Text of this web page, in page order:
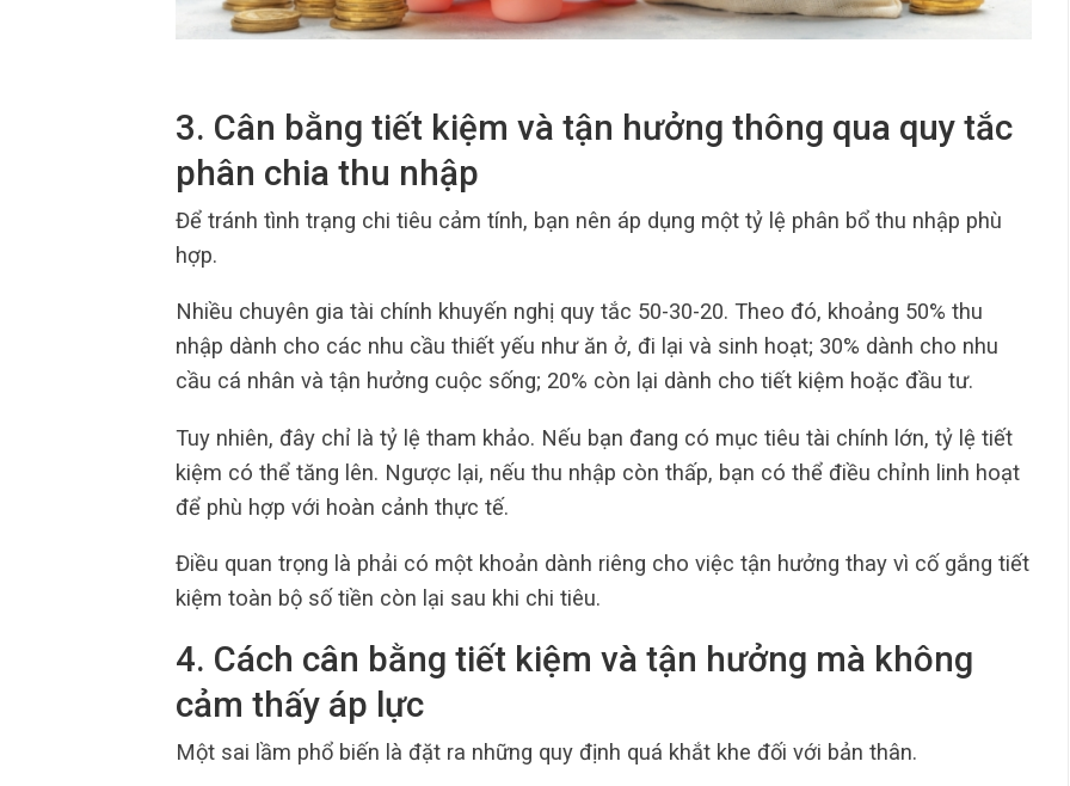
3. Cân bằng tiết kiệm và tận hưởng thông qua quy tắc
phân chia thu nhập
Để tránh tình trạng chi tiêu cảm tính, bạn nên áp dụng một tỷ lệ phân bổ thu nhập phù
hợp.
Nhiều chuyên gia tài chính khuyến nghị quy tắc 50-30-20. Theo đó, khoảng 50% thu
nhập dành cho các nhu cầu thiết yếu như ăn ở, đi lại và sinh hoạt; 30% dành cho nhu
cầu cá nhân và tận hưởng cuộc sống; 20% còn lại dành cho tiết kiệm hoặc đầu tư.
Tuy nhiên, đây chỉ là tỷ lệ tham khảo. Nếu bạn đang có mục tiêu tài chính lớn, tỷ lệ tiết
kiệm có thể tăng lên. Ngược lại, nếu thu nhập còn thấp, bạn có thể điều chỉnh linh hoạt
để phù hợp với hoàn cảnh thực tế.
Điều quan trọng là phải có một khoản dành riêng cho việc tận hưởng thay vì cố gắng tiết
kiệm toàn bộ số tiền còn lại sau khi chi tiêu.
4. Cách cân bằng tiết kiệm và tận hưởng mà không
cảm thấy áp lực
Một sai lầm phổ biến là đặt ra những quy định quá khắt khe đối với bản thân.